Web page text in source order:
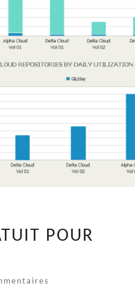
POUR